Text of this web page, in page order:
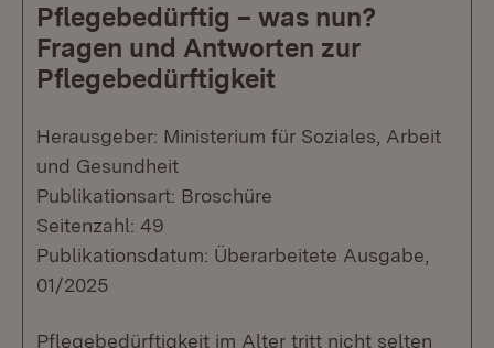
Pflegebedürftig – was nun?
Fragen und Antworten zur
Pflegebedürftigkeit
Herausgeber: Ministerium für Soziales, Arbeit
und Gesundheit
Publikationsart: Broschüre
Seitenzahl: 49
Publikationsdatum: Überarbeitete Ausgabe,
01/2025
Pflegebedürftigkeit im Alter tritt nicht selten